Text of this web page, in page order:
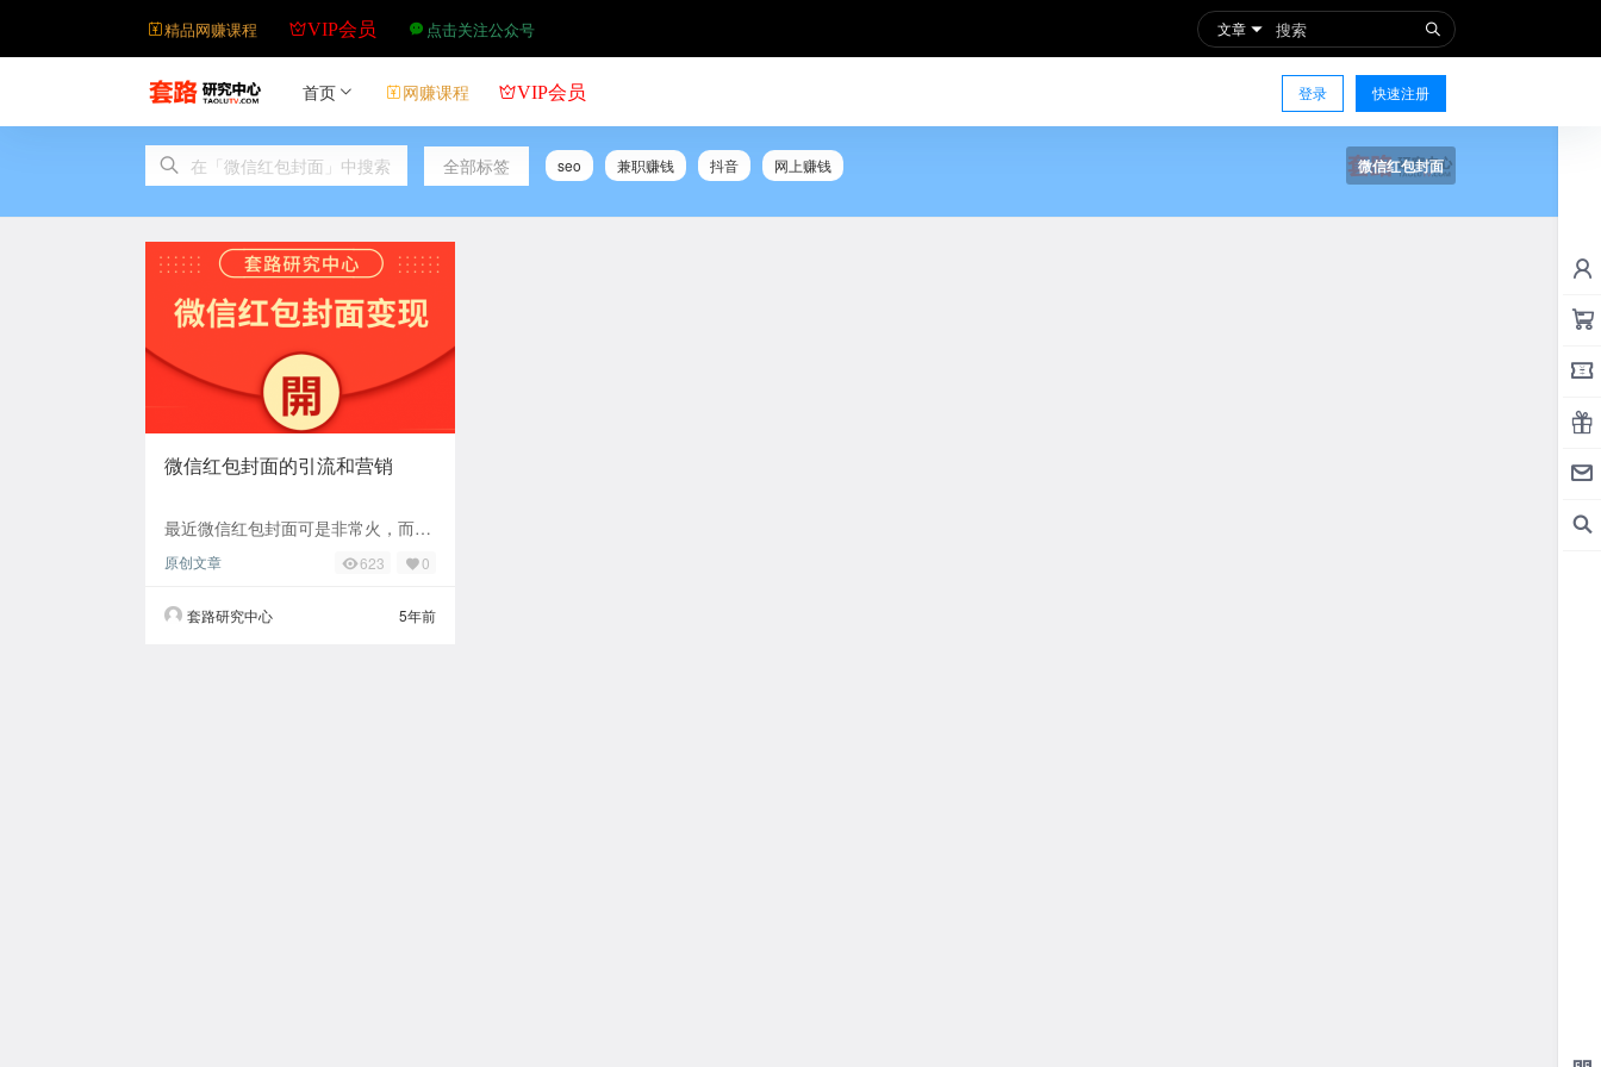
精品网赚课程 VIP会员 点击关注公众号 文章
登录 快速注册
首页 网赚课程 VIP会员
全部标签 seo 兼职赚钱 抖音 网上赚钱 微信红包封面
微信红包封面的引流和营销
最近微信红包封面可是非常火，而且
在布局推这块。因为红包封面是属于
原创文章 623 0
套路研究中心 5年前